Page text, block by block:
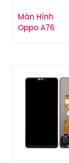
Màn Hình
Oppo A76